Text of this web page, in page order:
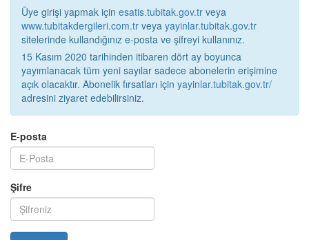
Üye girişi yapmak için esatis.tubitak.gov.tr veya
www.tubitakdergileri.com.tr veya yayinlar.tubitak.gov.tr
sitelerinde kullandığınız e-posta ve şifreyi kullanınız.
15 Kasım 2020 tarihinden itibaren dört ay boyunca
yayımlanacak tüm yeni sayılar sadece abonelerin erişimine
açık olacaktır. Abonelik fırsatları için yayinlar.tubitak.gov.tr/
adresini ziyaret edebilirsiniz.
E-posta
Şifre